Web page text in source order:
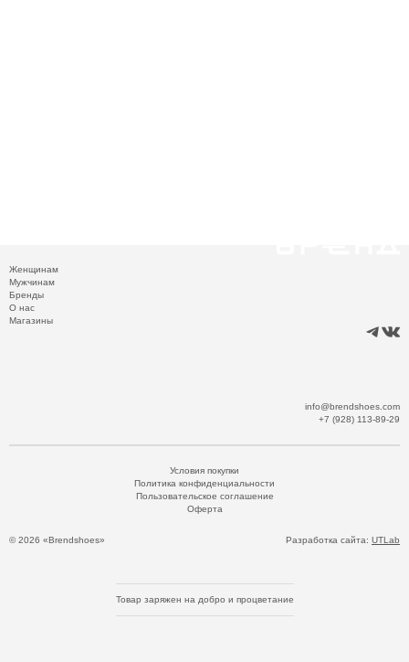
Женщинам
Мужчинам
Бренды
О нас
Магазины
info@brendshoes.com
+7 (928) 113-89-29
© 2026 «Brendshoes»
Условия покупки
Политика конфиденциальности
Пользовательское соглашение
Оферта
Разработка сайта: UTLab
Товар заряжен на добро и процветание